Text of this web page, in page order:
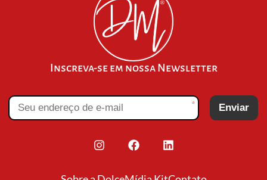
Inscreva-se em nossa Newsletter
* Enviar